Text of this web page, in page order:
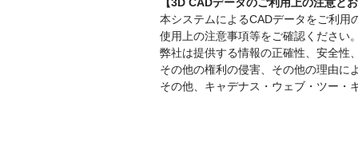
本システムによるCADデータをご利用
使用上の注意事項等をご確認ください
弊社は提供する情報の正確性、安全性
その他の権利の侵害、その他の理由に
その他、キャデナス・ウェブ・ツー・